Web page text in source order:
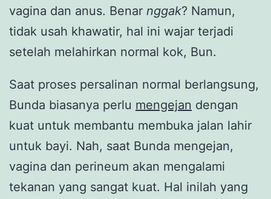
vagina dan anus. Benar nggak? Namun,
tidak usah khawatir, hal ini wajar terjadi
setelah melahirkan normal kok, Bun.
Saat proses persalinan normal berlangsung,
Bunda biasanya perlu mengejan dengan
kuat untuk membantu membuka jalan lahir
untuk bayi. Nah, saat Bunda mengejan,
vagina dan perineum akan mengalami
tekanan yang sangat kuat. Hal inilah yang